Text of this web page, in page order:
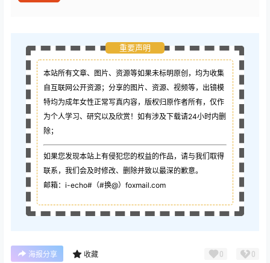
重要声明
本站所有文章、图片、资源等如果未标明原创，均为收集
自互联网公开资源； 分享的图片、资源、视频等，出镜模
特均为成年女性正常写真内容，版权归原作者所有，仅作
为个人学习、研究以及欣赏！如有涉及下载请24小时内删
除；
如果您发现本站上有侵犯您的权益的作品，请与我们取得
联系，我们会及时修改、删除并致以最深的歉意。
邮箱：i-echo#（#换@）foxmail.com
海报分享 收藏 0 0